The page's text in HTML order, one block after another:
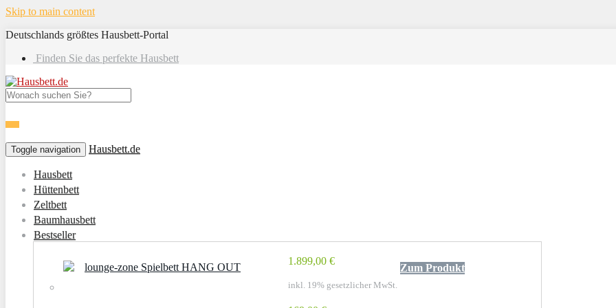
Skip to main content
Deutschlands größtes Hausbett-Portal
Finden Sie das perfekte Hausbett
Toggle navigation Hausbett.de
Hausbett
Hüttenbett
Zeltbett
Baumhausbett
Bestseller
lounge-zone Spielbett HANG OUT
1.899,00 €
inkl. 19% gesetzlicher MwSt.
Zum Produkt